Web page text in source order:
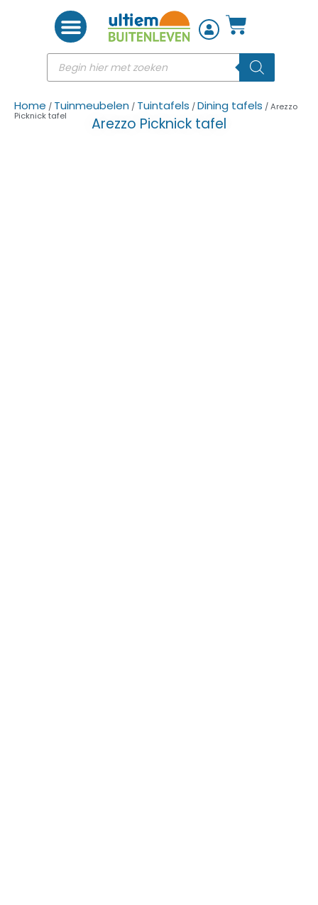
Home / Tuinmeubelen / Tuintafels /Dining tafels / Arezzo
Picknick tafel
Arezzo Picknick tafel